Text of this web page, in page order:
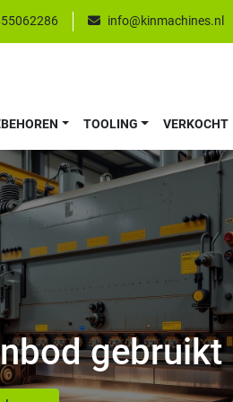
info@kinmachines.nl
TOOLING VERKOCHT
gebruikt